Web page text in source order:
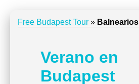
Free Budapest Tour » Balnearios
Verano en
Budapest